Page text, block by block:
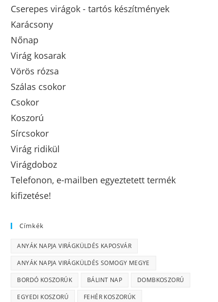
Cserepes virágok - tartós készítmények
Karácsony
Nőnap
Virág kosarak
Vörös rózsa
Szálas csokor
Csokor
Koszorú
Sírcsokor
Virág ridikül
Virágdoboz
Telefonon, e-mailben egyeztetett termék
kifizetése!
Címkék
ANYÁK NAPJA VIRÁGKÜLDÉS KAPOSVÁR
ANYÁK NAPJA VIRÁGKÜLDÉS SOMOGY MEGYE
BORDÓ KOSZORÚK BÁLINT NAP DOMBKOSZORÚ
EGYEDI KOSZORÚ FEHÉR KOSZORÚK